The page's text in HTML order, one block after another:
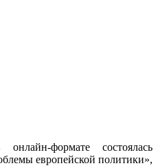
формате состоялась
европейской политики»,